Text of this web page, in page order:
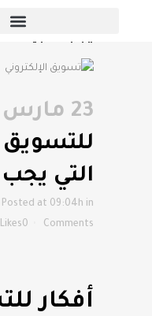
أهم 10
23 مارس
للتسويق
التي
Posted at 09:04h in
Comments
0
Likes
أفكار